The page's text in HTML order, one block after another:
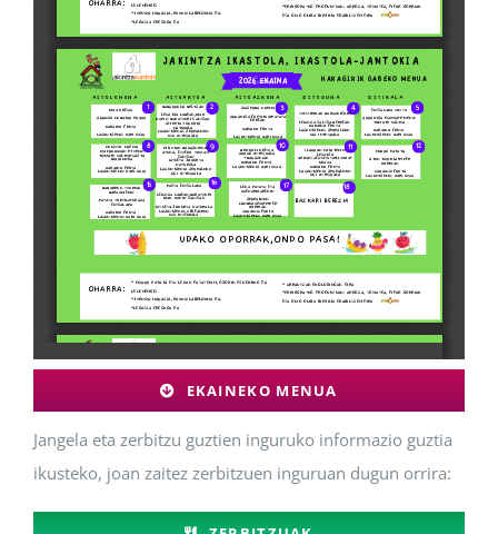
EKAINEKO MENUA
Jangela eta zerbitzu guztien inguruko informazio guztia
ikusteko, joan zaitez zerbitzuen inguruan dugun orrira: